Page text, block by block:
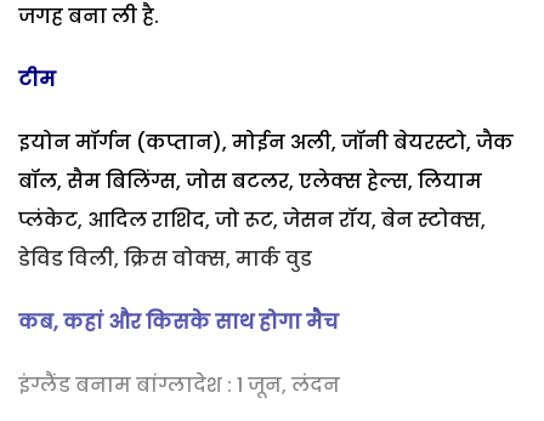
जगह बना ली है.
टीम
इयोन मॉर्गन (कप्तान), मोईन अली, जॉनी बेयरस्टो, जैक
बॉल, सैम बिलिंग्स, जोस बटलर, एलेक्स हेल्स, लियाम
प्लंकेट, आदिल राशिद, जो रूट, जेसन रॉय, बेन स्टोक्स,
डेविड विली, क्रिस वोक्स, मार्क वुड
कब,कहां और किसके साथ होगा मैच
इंग्लैंड बनाम बांग्लादेश : 1 जून, लंदन